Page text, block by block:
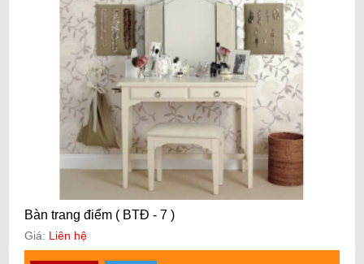
Bàn trang điểm ( BTĐ - 7 )
Giá: Liên hệ